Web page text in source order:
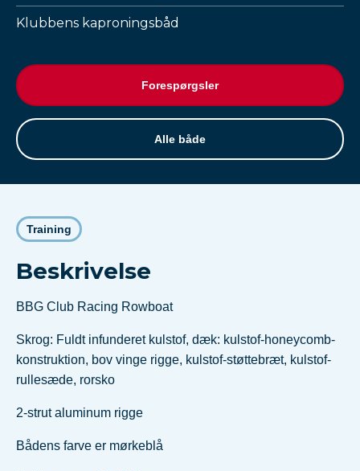
Klubbens kaproningsbåd
Forespørgsler
Alle både
Training
Beskrivelse
BBG Club Racing Rowboat
Skrog: Fuldt infunderet kulstof, dæk: kulstof-honeycomb-
konstruktion, bov vinge rigge, kulstof-støttebræt, kulstof-
rullesæde, rorsko
2-strut aluminum rigge
Bådens farve er mørkeblå